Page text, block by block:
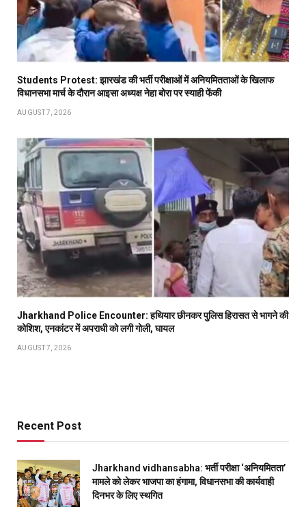
Students Protest: झारखंड की भर्ती परीक्षाओं में अनियमितताओं के खिलाफ
विधानसभा मार्च के दौरान आइसा अध्यक्ष नेहा बोरा पर स्याही फेंकी
AUGUST 7, 2026
Jharkhand Police Encounter: हथियार छीनकर पुलिस हिरासत से भागने की
कोशिश, एनकांटर में अपराधी को लगी गोली, घायल
AUGUST 7, 2026
Recent Post
Jharkhand vidhansabha: भर्ती परीक्षा ‘अनियमितता’
मामले को लेकर भाजपा का हंगामा, विधानसभा की कार्यवाही
दिनभर के लिए स्थगित